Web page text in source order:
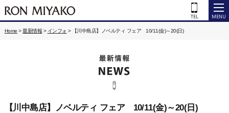
Home >最新情報 > インフォ > 【川中島店】ノベルティ フェア 10/11(金)～20(日)
【川中島店】ノベルティ フェア 10/11(金)～20(日)